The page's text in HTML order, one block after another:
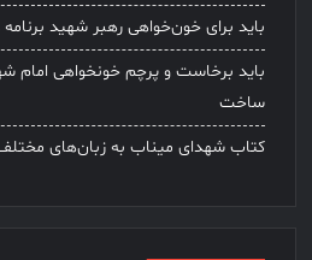
باید برای خون‌خواهی رهبر شهید
باید برخاست و پرچم خونخواهی امام
ساخت
کتاب شهدای میناب به زبان‌های